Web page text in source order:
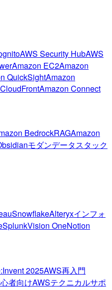
AWS Security HubAWS
Amazon EC2Amazon
QuickSightAmazon
Amazon Connect
BedrockRAGAmazon
モダンデータスタック
SnowflakeAlteryxインフォ
SplunkVision OneNotion
2025AWS再入門
者向けAWSテクニカルサポ